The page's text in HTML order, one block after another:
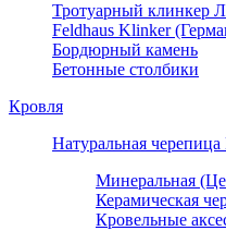
Тротуарный клинкер
Feldhaus Klinker
Бордюрный камень
Бетонные столбики
Кровля
Натуральная
Минеральная
Керамическая
Кровельные